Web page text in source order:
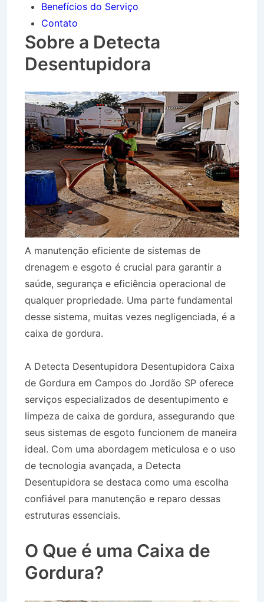
Benefícios do Serviço
Contato
Sobre a Detecta
Desentupidora
A manutenção eficiente de sistemas de
drenagem e esgoto é crucial para garantir a
saúde, segurança e eficiência operacional de
qualquer propriedade. Uma parte fundamental
desse sistema, muitas vezes negligenciada, é a
caixa de gordura.
A Detecta Desentupidora Desentupidora Caixa
de Gordura em Campos do Jordão SP oferece
serviços especializados de desentupimento e
limpeza de caixa de gordura, assegurando que
seus sistemas de esgoto funcionem de maneira
ideal. Com uma abordagem meticulosa e o uso
de tecnologia avançada, a Detecta
Desentupidora se destaca como uma escolha
confiável para manutenção e reparo dessas
estruturas essenciais.
O Que é uma Caixa de
Gordura?